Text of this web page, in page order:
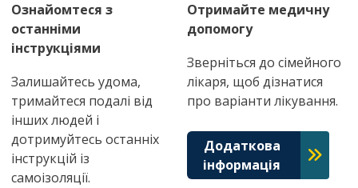
Ознайомтеся з
останніми
інструкціями
Залишайтесь удома,
тримайтеся подалі від
інших людей і
дотримуйтесь останніх
інструкцій із
самоізоляції.
Отримайте медичну
допомогу
Зверніться до сімейного
лікаря, щоб дізнатися
про варіанти лікування.
Додаткова
інформація